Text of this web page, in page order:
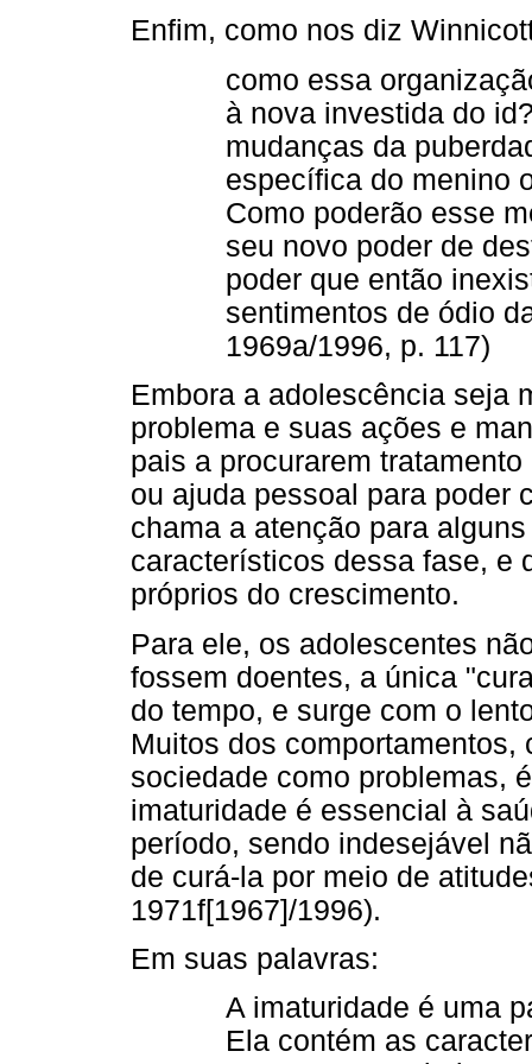
Enfim, como nos diz
como essa
à nova investida do
mudanças da
específica do menino
Como poderão esse
seu novo poder de
poder que então
sentimentos de ódio
1969a/1996, p. 117)
Embora a adolescência seja
problema e suas ações e
pais a procurarem
ou ajuda pessoal para poder
chama a atenção para
característicos dessa fase, e
próprios do crescimento.
Para ele, os adolescentes
fossem doentes, a única
do tempo, e surge com o
Muitos dos
sociedade como problemas,
imaturidade é essencial à
período, sendo indesejável
de curá-la por meio de
1971f[1967]/1996).
Em suas palavras:
A imaturidade é uma
Ela contém as